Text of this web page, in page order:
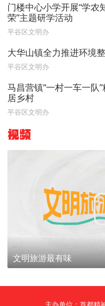
门楼中心小学开展“学
荣”主题研学活动
平谷区文明办
大华山镇全力推进环境
平谷区文明办
马昌营镇“一村一车一队
居乡村
平谷区文明办
视频
文明旅游最有味